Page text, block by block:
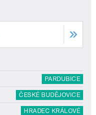
PARDUBICE
ČESKÉ BUDĚJOVICE
HRADEC KRÁLOVÉ